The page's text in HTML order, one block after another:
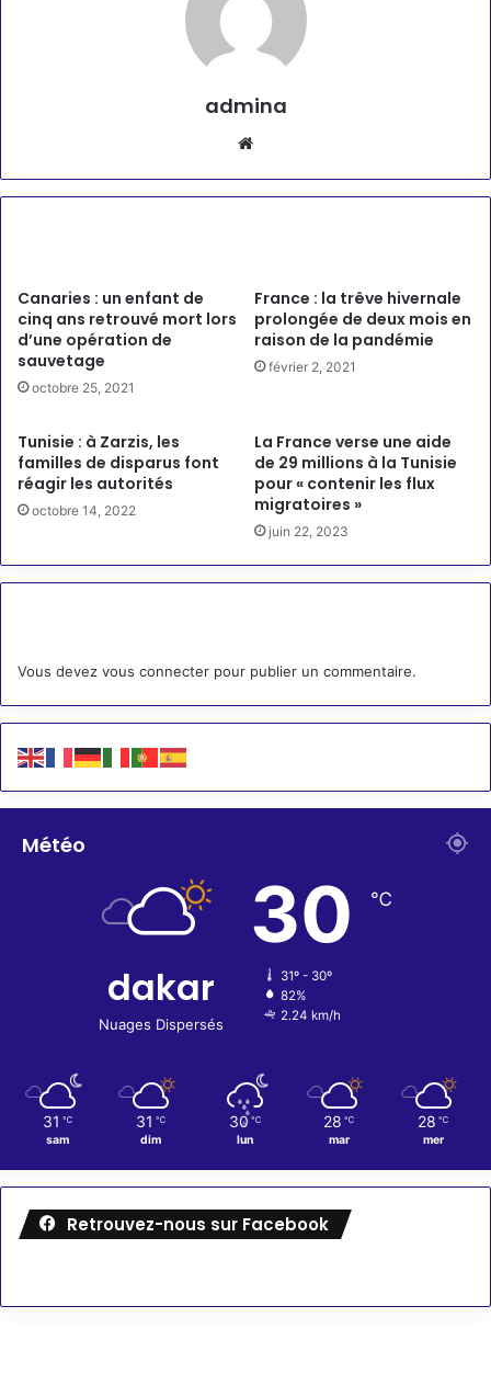
admina
Canaries : un enfant de
cinq ans retrouvé mort lors
d’une opération de
sauvetage
octobre 25, 2021
France : la trêve hivernale
prolongée de deux mois en
raison de la pandémie
février 2, 2021
Tunisie : à Zarzis, les
familles de disparus font
réagir les autorités
octobre 14, 2022
La France verse une aide
de 29 millions à la Tunisie
pour « contenir les flux
migratoires »
juin 22, 2023
Vous devez vous connecter pour publier un commentaire.
Météo
dakar
Nuages Dispersés
30 ℃
31º - 30º
82%
2.24 km/h
31 ℃
sam
31 ℃
dim
30 ℃
lun
28 ℃
mar
28 ℃
mer
Retrouvez-nous sur Facebook